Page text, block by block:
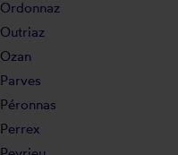
Ordonnaz
Outriaz
Ozan
Parves
Péronnas
Perrex